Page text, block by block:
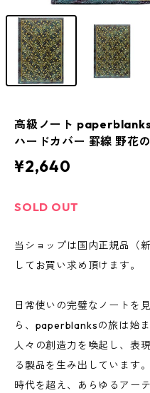
高級ノート
ハードカバー 罫線 野花
¥2,640
SOLD OUT
当ショップは国内正規品（
してお買い求め頂けます。
日常使いの完璧なノートを
ら、paperblanksの旅は始
人々の創造力を喚起し、表
る製品を生み出しています
時代を超え、あらゆるアー